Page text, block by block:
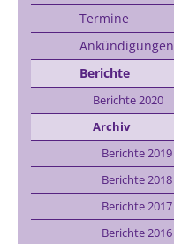
Termine
Ankündigungen
Berichte
Berichte 2020
Archiv
Berichte 2019
Berichte 2018
Berichte 2017
Berichte 2016